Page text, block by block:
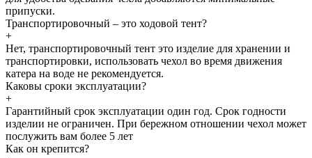
припуски.
Транспортировочный – это ходовой тент?
+
Нет, транспортировочный тент это изделие для хранении и
транспортировки, использовать чехол во время движения
катера на воде не рекомендуется.
Каковы сроки эксплуатации?
+
Гарантийный срок эксплуатации один год. Срок годности
изделии не ограничен. При бережном отношении чехол может
послужить вам более 5 лет
Как он крепится?